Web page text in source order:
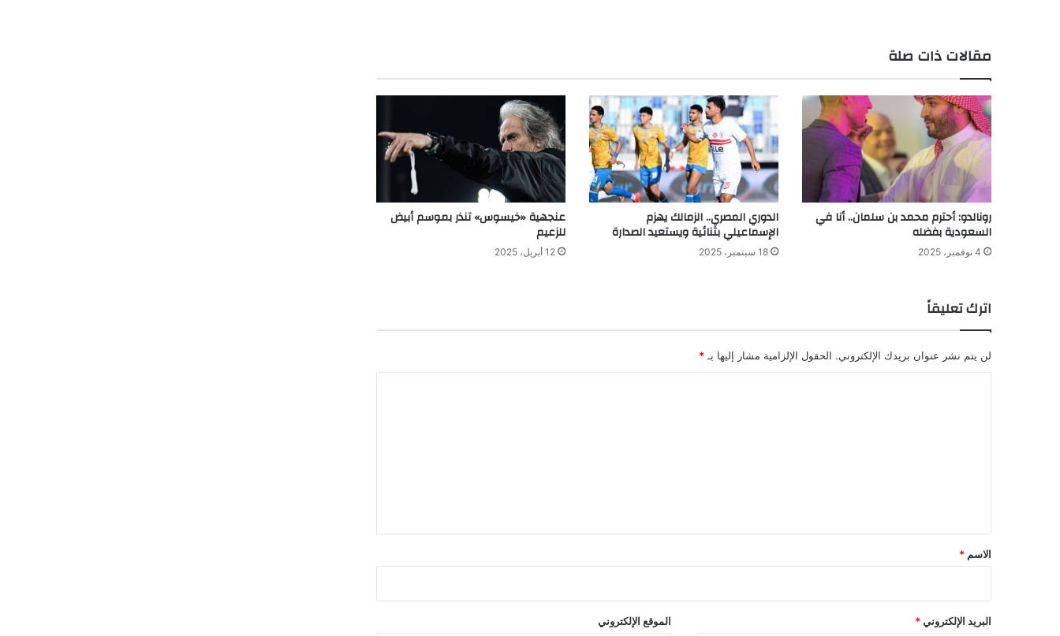
مقالات ذات صلة
رونالدو: أحترم محمد بن سلمان.. أنا في
السعودية بفضله
4 نوفمبر، 2025
الدوري المصري.. الزمالك يهزم
الإسماعيلي بثنائية ويستعيد الصدارة
18 سبتمبر، 2025
عنجهية «خيسوس» تنذر بموسم أبيض
للزعيم
12 أبريل، 2025
اترك تعليقاً
لن يتم نشر عنوان بريدك الإلكتروني. الحقول الإلزامية مشار إليها بـ *
*
الاسم *
البريد الإلكتروني * الموقع الإلكتروني